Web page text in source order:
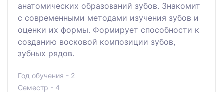
анатомических образований зубов. Знакомит
с современными методами изучения зубов и
оценки их формы. Формирует способности к
созданию восковой композиции зубов,
зубных рядов.
Год обучения - 2
Семестр - 4